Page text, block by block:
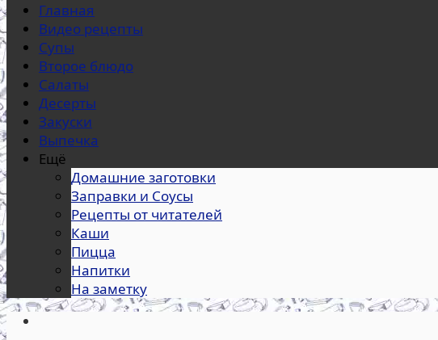
Главная
Видео рецепты
Супы
Второе блюдо
Салаты
Десерты
Закуски
Выпечка
Ещё
Домашние заготовки
Заправки и Соусы
Рецепты от читателей
Каши
Пицца
Напитки
На заметку